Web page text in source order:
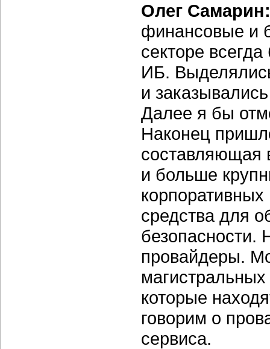
Олег Самарин:
финансовые и
секторе
ИБ.
и
Далее я бы
Наконец
составляющая
и больше
средства для
безопасности.
провайдеры.
которые
говорим о
сервиса.